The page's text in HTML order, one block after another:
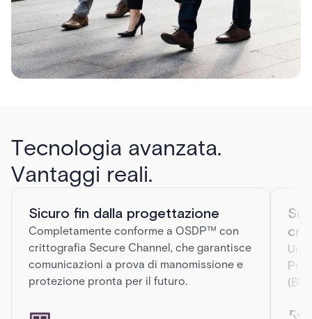
Tecnologia avanzata.
Vantaggi reali.
Sicuro fin dalla progettazione
Completamente conforme a OSDP™ con
crittografia Secure Channel, che garantisce
comunicazioni a prova di manomissione e
protezione pronta per il futuro.
Un